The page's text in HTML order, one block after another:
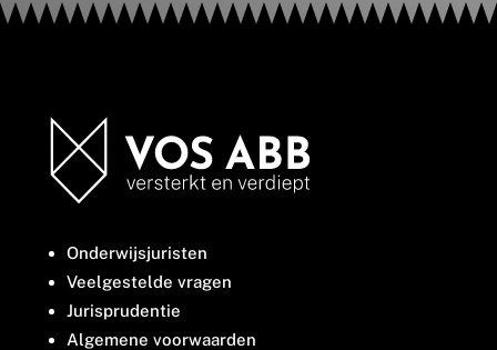
Onderwijsjuristen
Veelgestelde vragen
Jurisprudentie
Algemene voorwaarden